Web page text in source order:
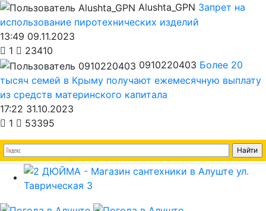
Alushta_GPN Запрет на
использование пиротехнических изделий
13:49 09.11.2023
1
23410
0910220403 Более 20
тысяч семей в Крыму получают ежемесячную выплату
из средств материнского капитала
17:22 31.10.2023
1
53395